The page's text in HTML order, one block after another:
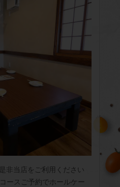
非当店をご利用ください
ースご予約でホールケー